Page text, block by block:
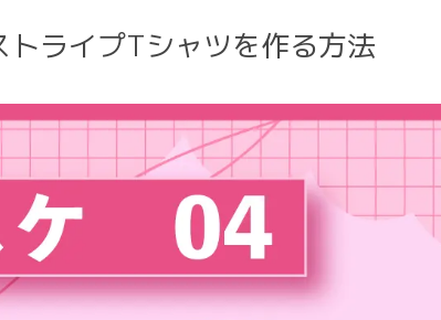
トライプTシャツを作る方法